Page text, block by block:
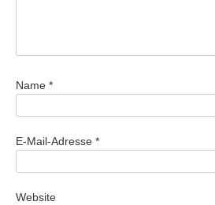
Name *
E-Mail-Adresse *
Website